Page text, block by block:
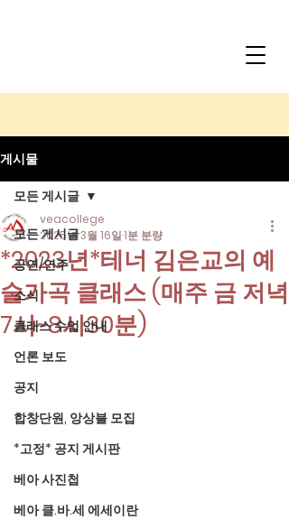
게시물
모든 게시글
공연/연주
소식
클래스 수업 안내
언론 보도
공지
합창단원, 앙상블 모집
*고정* 공지 게시판
베아 사진첩
베아 클.바.세 에세이란
모든 게시글
*2023년*테너 김은교의 예
술가곡 클래스 (매주 금 저녁
7시~8시30분)
veacollege
2025년 3월 16일1분 분량